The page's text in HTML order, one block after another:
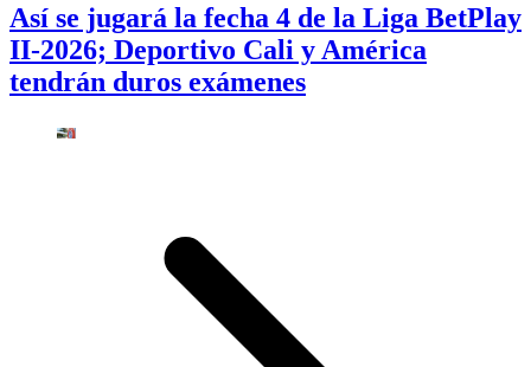
Así se jugará la fecha 4 de la Liga BetPlay
II-2026; Deportivo Cali y América
tendrán duros exámenes